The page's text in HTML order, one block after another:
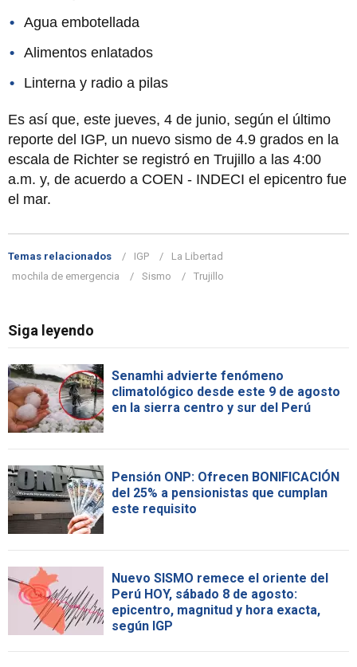
Agua embotellada
Alimentos enlatados
Linterna y radio a pilas
Es así que, este jueves, 4 de junio, según el último
reporte del IGP, un nuevo sismo de 4.9 grados en la
escala de Richter se registró en Trujillo a las 4:00
a.m. y, de acuerdo a COEN - INDECI el epicentro fue
el mar.
Temas relacionados IGP
La Libertad
mochila de emergencia
Sismo Trujillo
Siga leyendo
Senamhi advierte fenómeno
climatológico desde este 9 de agosto
en la sierra centro y sur del Perú
Pensión ONP: Ofrecen BONIFICACIÓN
del 25% a pensionistas que cumplan
este requisito
Nuevo SISMO remece el oriente del
Perú HOY, sábado 8 de agosto:
epicentro, magnitud y hora exacta,
según IGP